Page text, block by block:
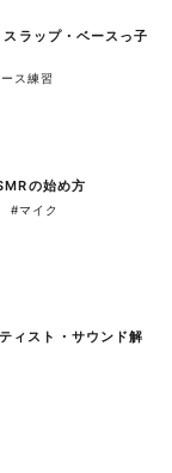
ラップ・ベースっ子
ス練習
の始め方
#マイク
ィスト・サウンド解